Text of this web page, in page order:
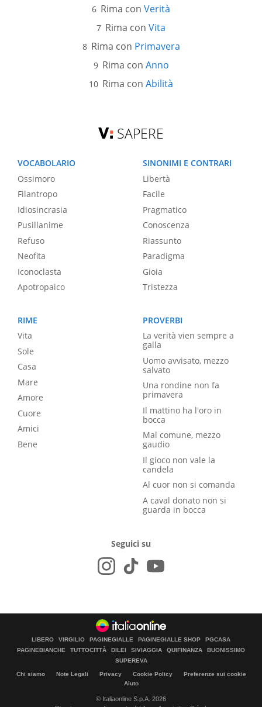
Rima con Verità
Rima con Vita
Rima con Primavera
Rima con Anno
Rima con Abilità
SAPERE
VOCABOLARIO
Ossimoro
Filantropo
Idiosincrasia
Pusillanime
Refuso
Neofita
Iconoclasta
Apotropaico
SINONIMI E CONTRARI
Libertà
Facile
Pragmatico
Conoscenza
Riassunto
Paradigma
Gioia
Tristezza
RIME
Vita
Sole
Casa
Mare
Amore
Cuore
Amici
Bene
PROVERBI
La verità vien sempre a
galla
Uomo avvisato, mezzo
salvato
Una rondine non fa
primavera
Il mattino ha l'oro in
bocca
Mal comune, mezzo
gaudio
Il gioco non vale la
candela
Al cuor non si comanda
A caval donato non si
guarda in bocca
Seguici su
LIBERO VIRGILIO PAGINEGIALLE PAGINEGIALLE SHOP
PGCASA
PAGINEBIANCHE
TUTTOCITTÀ DILEI SIVIAGGIA QUIFINANZA
BUONISSIMO
SUPEREVA
Chi siamo Note Legali Privacy Cookie Policy
Preferenze sui cookie
Aiuto
© Italiaonline S.p.A. 2026